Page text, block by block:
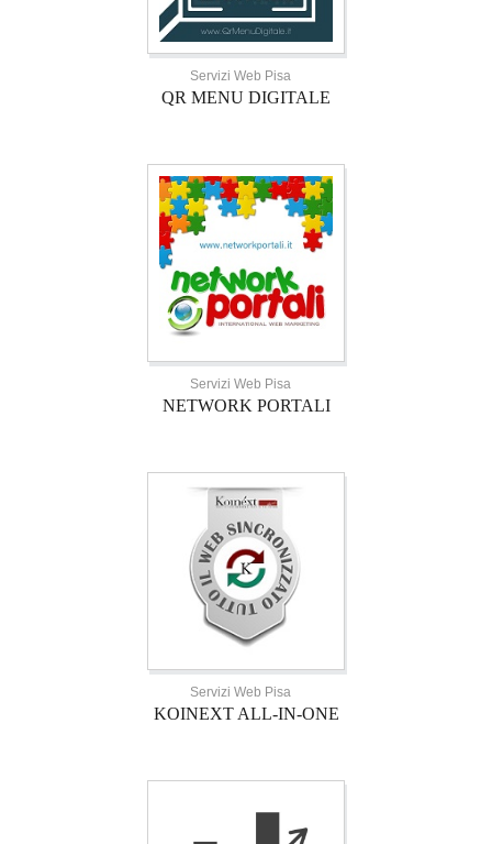
Servizi Web Pisa
QR MENU DIGITALE
Servizi Web Pisa
NETWORK PORTALI
Servizi Web Pisa
KOINEXT ALL-IN-ONE